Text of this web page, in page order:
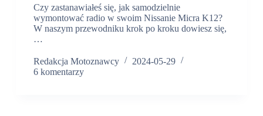
Czy zastanawiałeś się, jak samodzielnie
wymontować radio w swoim Nissanie Micra K12?
W naszym przewodniku krok po kroku dowiesz się,
…
Redakcja Motoznawcy
2024-05-29
6 komentarzy